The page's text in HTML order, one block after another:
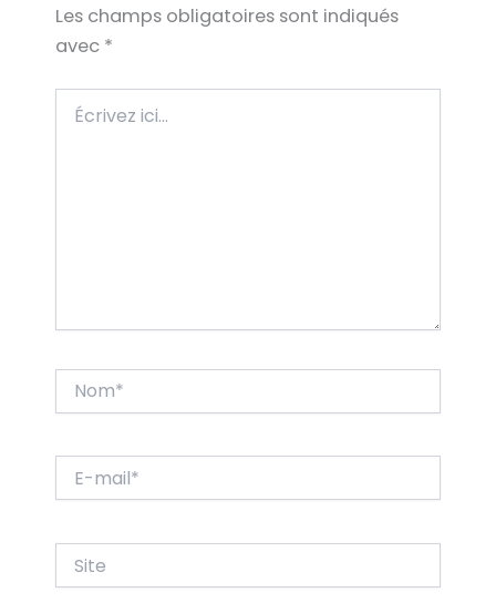
Les champs obligatoires sont indiqués
avec *
ici…
mail*